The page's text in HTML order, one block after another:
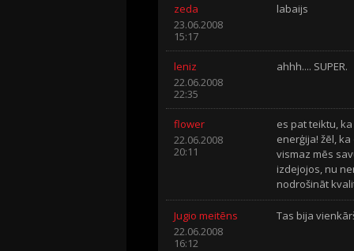
zeda
23.06.2008
15:17
labaijs
leniz
22.06.2008
22:35
ahhh.... SUPER.
flower
22.06.2008
20:11
es pat teiktu,
enerģija! žēl,
vismaz mēs
izdejojos, nu
nodrošināt
Jugio meitēns
22.06.2008
16:12
Tas bija